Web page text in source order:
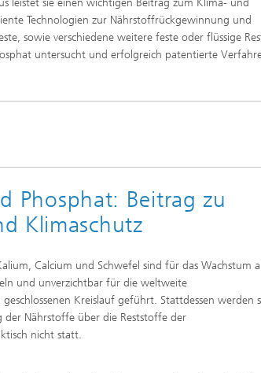
Infektionen – Prävention,
Wirkstoffentwicklung
leistet sie einen wichtigen Beitrag zum Klima- und
Technologien zur Nährstoffrückgewinnung und
sowie verschiedene weitere feste oder flüssige
untersucht und erfolgreich patentierte
Phosphat: Beitrag zu
Klimaschutz
Calcium und Schwefel sind für das Wachstum
und unverzichtbar für die weltweite
Kreislauf geführt. Stattdessen werden
Nährstoffe über die Reststoffe der
nicht statt.